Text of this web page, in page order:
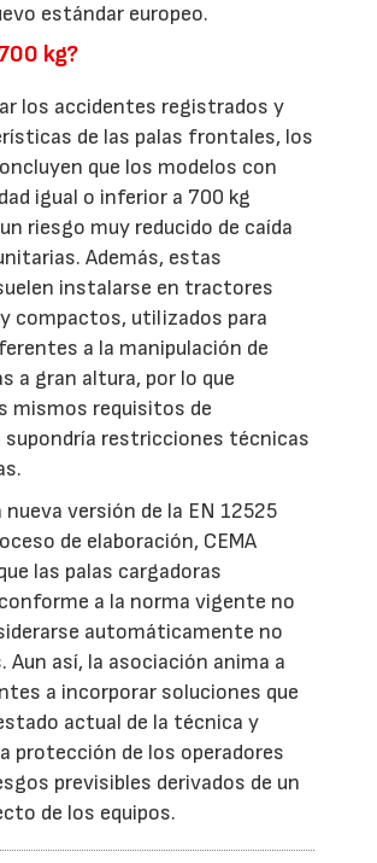
estándar europeo.
kg?
los accidentes registrados y
de las palas frontales, los
que los modelos con
igual o inferior a 700 kg
riesgo muy reducido de caída
Además, estas
instalarse en tractores
compactos, utilizados para
a la manipulación de
a gran altura, por lo que
mismos requisitos de
restricciones técnicas
versión de la EN 12525
de elaboración, CEMA
las palas cargadoras
a la norma vigente no
automáticamente no
Aun así, la asociación anima a
a incorporar soluciones que
actual de la técnica y
protección de los operadores
previsibles derivados de un
de los equipos.